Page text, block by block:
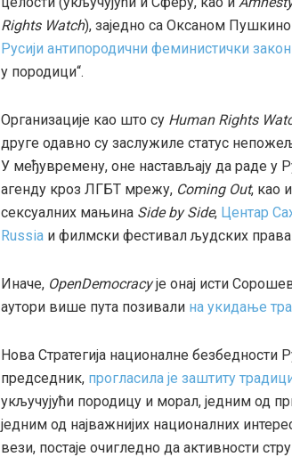
Rights Watch), заједно са Оксаном
Русији антипородични феминистички закон
у породици“.
Организације као што су Human Rights
друге одавно су заслужиле статус
У међувремену, оне настављају да раде у
агенду кроз ЛГБТ мрежу, Coming Out, као
сексуалних мањина Side by Side, Центар
Russia и филмски фестивал људских права
Иначе, OpenDemocracyје онај исти
аутори више пута позивали на укидање
Нова Стратегија националне безбедности
председник, прогласила је заштиту
укључујући породицу и морал, једним од
једним од најважнијих националних
вези, постаје очигледно да активности